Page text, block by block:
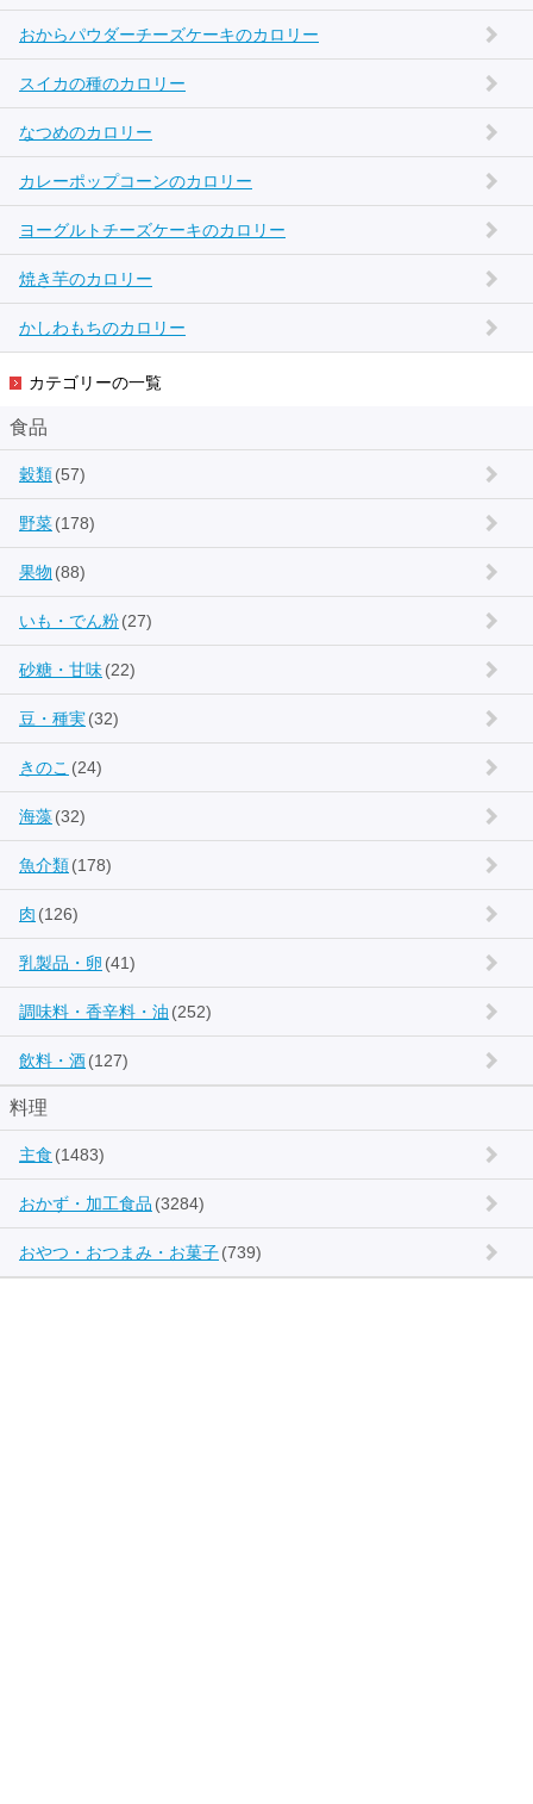
おからパウダーチーズケーキのカロリー
スイカの種のカロリー
なつめのカロリー
カレーポップコーンのカロリー
ヨーグルトチーズケーキのカロリー
焼き芋のカロリー
かしわもちのカロリー
カテゴリーの一覧
食品
穀類(57)
野菜(178)
果物 (88)
いも・でん粉(27)
砂糖・甘味(22)
豆・種実(32)
きのこ (24)
海藻(32)
魚介類(178)
肉 (126)
乳製品・卵 (41)
調味料・香辛料・油 (252)
飲料・酒(127)
料理
主食 (1483)
おかず・加工食品 (3284)
おやつ・おつまみ・お菓子(739)